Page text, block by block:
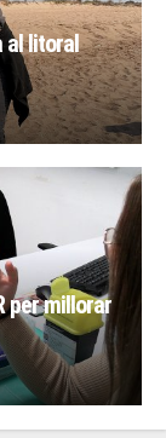
al litoral
per millorar